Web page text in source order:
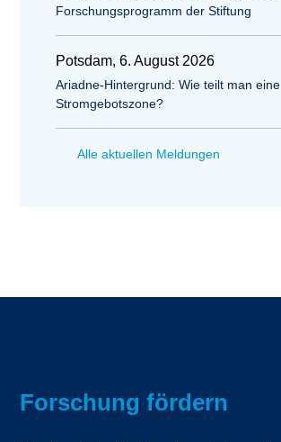
Forschungsprogramm der Stiftung
Potsdam, 6. August 2026
Ariadne-Hintergrund: Wie teilt man eine
Stromgebotszone?
Alle aktuellen Meldungen
Forschung fördern